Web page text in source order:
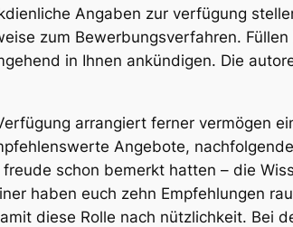
Angaben zur verfügung
zum Bewerbungsverfahren.
in Ihnen ankündigen. Die
arrangiert ferner vermögen
Angebote,
schon bemerkt hatten – die
haben euch zehn Empfehlungen
diese Rolle nach nützlichkeit. Bei